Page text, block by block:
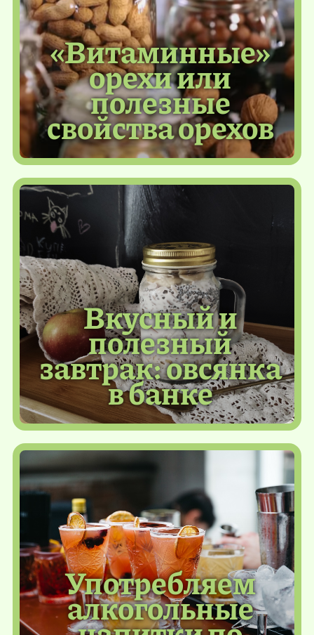
«Витаминные»
орехи или
полезные
свойства орехов
Вкусный и
полезный
завтрак: овсянка
в банке
Употребляем
алкогольные